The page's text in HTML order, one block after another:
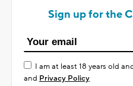
Sign up for the
I am at least 18 years old
and Privacy Policy